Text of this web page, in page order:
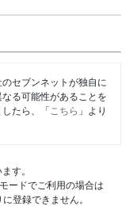
セブンネットが独自に
る可能性があることを
たら、「 こちら 」より
す。
ードでご利用の場合は
登録できません。